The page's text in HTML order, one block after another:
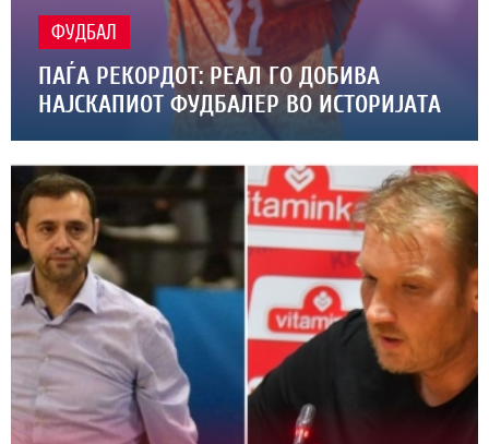
ФУДБАЛ
ПАЃА РЕКОРДОТ: РЕАЛ ГО ДОБИВА
НАЈСКАПИОТ ФУДБАЛЕР ВО ИСТОРИЈАТА